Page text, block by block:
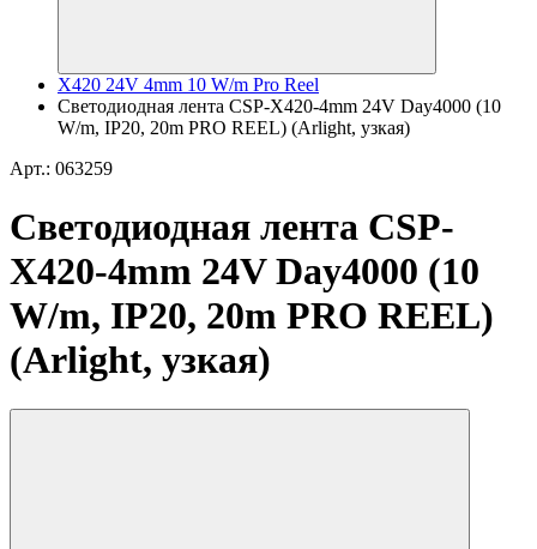
X420 24V 4mm 10 W/m Pro Reel
Светодиодная лента CSP-X420-4mm 24V Day4000 (10
W/m, IP20, 20m PRO REEL) (Arlight, узкая)
Арт.: 063259
Светодиодная лента CSP-
X420-4mm 24V Day4000 (10
W/m, IP20, 20m PRO REEL)
(Arlight, узкая)